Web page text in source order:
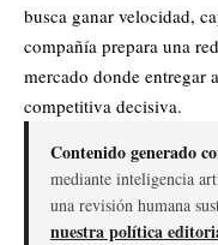
busca ganar velocidad,
compañía prepara una
mercado donde entregar
competitiva decisiva.
Contenido generado
mediante inteligencia
una revisión humana
nuestra política